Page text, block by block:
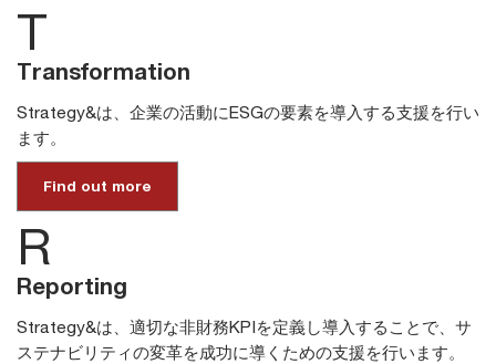
T
Transformation
Strategy&は、企業の活動にESGの要素を導入する支援を行い
ます。
Find out more
R
Reporting
Strategy&は、適切な非財務KPIを定義し導入することで、サ
ステナビリティの変革を成功に導くための支援を行います。